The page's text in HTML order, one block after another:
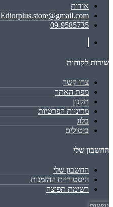
אודות
Ediorplus.store@gmail.com
09-9585735
שירות לקוחות
צרו קשר
מפת האתר
תקנון
מדיניות הפרטיות
בלוג
ביטולים
החשבון שלי
החשבון שלי
היסטוריית ההזמנות
רשימת תפוצה